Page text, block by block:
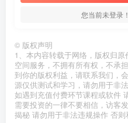
您当前未登录
© 版权声明
1、本内容转载于网络，版权归
空间服务，不拥有所有权，不承
到你的版权利益，请联系我们，
源仅供测试和学习，请勿用于非
如遇到充值付费环节课程或软件
需要投资的一律不要相信，访客
揭秘 请勿用于非法违规操作 否